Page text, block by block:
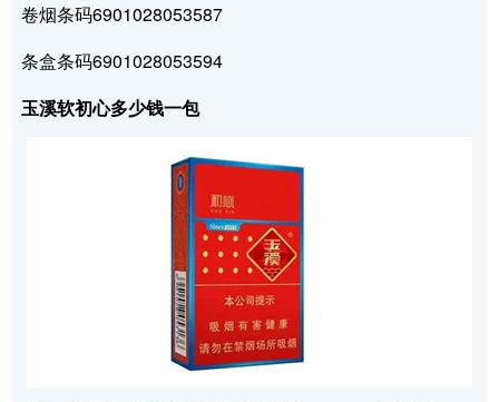
卷烟条码6901028053587
条盒条码6901028053594
玉溪软初心多少钱一包